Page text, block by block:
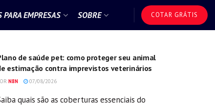
PARA EMPRESAS SOBRE COTAR GRÁTIS
de saúde pet: como proteger seu animal
estimação contra imprevistos veterinários
N8N 07/08/2026
quais são as coberturas essenciais do